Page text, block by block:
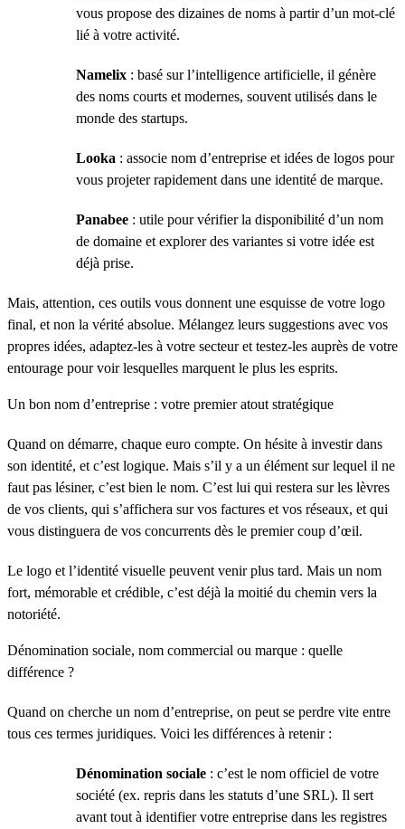
vous propose des dizaines de noms à partir d’un mot-clé
lié à votre activité.
Namelix : basé sur l’intelligence artificielle, il génère
des noms courts et modernes, souvent utilisés dans le
monde des startups.
Looka : associe nom d’entreprise et idées de logos pour
vous projeter rapidement dans une identité de marque.
Panabee : utile pour vérifier la disponibilité d’un nom
de domaine et explorer des variantes si votre idée est
déjà prise.
Mais, attention, ces outils vous donnent une esquisse de votre logo
final, et non la vérité absolue. Mélangez leurs suggestions avec vos
propres idées, adaptez-les à votre secteur et testez-les auprès de votre
entourage pour voir lesquelles marquent le plus les esprits.
Un bon nom d’entreprise : votre premier atout stratégique
Quand on démarre, chaque euro compte. On hésite à investir dans
son identité, et c’est logique. Mais s’il y a un élément sur lequel il ne
faut pas lésiner, c’est bien le nom. C’est lui qui restera sur les lèvres
de vos clients, qui s’affichera sur vos factures et vos réseaux, et qui
vous distinguera de vos concurrents dès le premier coup d’œil.
Le logo et l’identité visuelle peuvent venir plus tard. Mais un nom
fort, mémorable et crédible, c’est déjà la moitié du chemin vers la
notoriété.
Dénomination sociale, nom commercial ou marque : quelle
différence ?
Quand on cherche un nom d’entreprise, on peut se perdre vite entre
tous ces termes juridiques. Voici les différences à retenir :
Dénomination sociale : c’est le nom officiel de votre
société (ex. repris dans les statuts d’une SRL). Il sert
avant tout à identifier votre entreprise dans les registres